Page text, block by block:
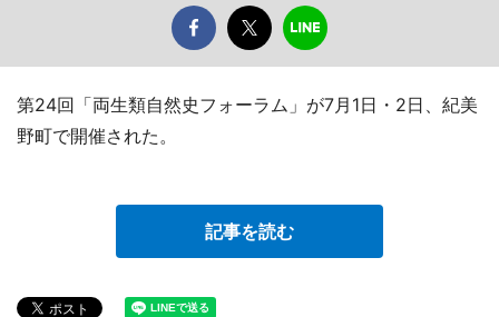
第24回「両生類自然史フォーラム」が7月1日・2日、紀美
野町で開催された。
記事を読む